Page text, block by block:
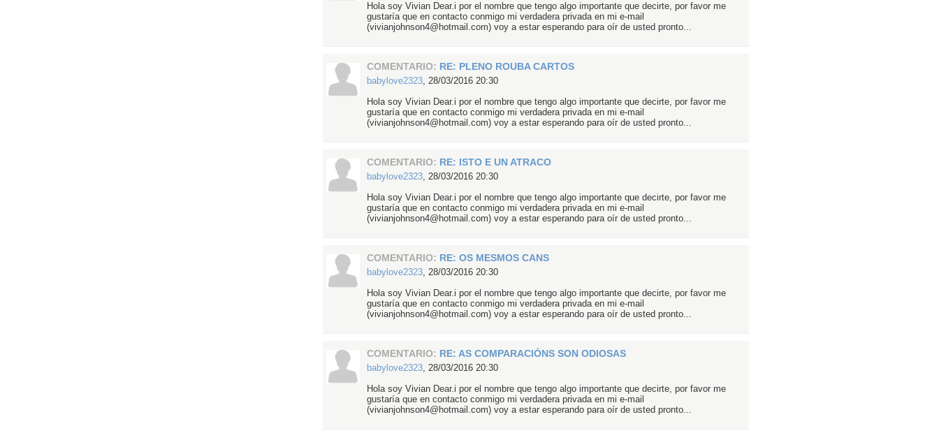
Hola soy Vivian Dear.i por el nombre que tengo algo importante que decirte, por favor me
gustaría que en contacto conmigo mi verdadera privada en mi e-mail
(vivianjohnson4@hotmail.com) voy a estar esperando para oír de usted pronto...
COMENTARIO: RE: PLENO ROUBA CARTOS
babylove2323, 28/03/2016 20:30
Hola soy Vivian Dear.i por el nombre que tengo algo importante que decirte, por favor me
gustaría que en contacto conmigo mi verdadera privada en mi e-mail
(vivianjohnson4@hotmail.com) voy a estar esperando para oír de usted pronto...
COMENTARIO: RE: ISTO E UN ATRACO
babylove2323, 28/03/2016 20:30
Hola soy Vivian Dear.i por el nombre que tengo algo importante que decirte, por favor me
gustaría que en contacto conmigo mi verdadera privada en mi e-mail
(vivianjohnson4@hotmail.com) voy a estar esperando para oír de usted pronto...
COMENTARIO: RE: OS MESMOS CANS
babylove2323, 28/03/2016 20:30
Hola soy Vivian Dear.i por el nombre que tengo algo importante que decirte, por favor me
gustaría que en contacto conmigo mi verdadera privada en mi e-mail
(vivianjohnson4@hotmail.com) voy a estar esperando para oír de usted pronto...
COMENTARIO: RE: AS COMPARACIÓNS SON ODIOSAS
babylove2323, 28/03/2016 20:30
Hola soy Vivian Dear.i por el nombre que tengo algo importante que decirte, por favor me
gustaría que en contacto conmigo mi verdadera privada en mi e-mail
(vivianjohnson4@hotmail.com) voy a estar esperando para oír de usted pronto...